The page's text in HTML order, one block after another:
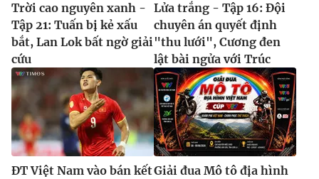
Trời cao nguyên xanh -
Tập 21: Tuấn bị kẻ xấu
bắt, Lan Lok bất ngờ giải
cứu
Lửa trắng - Tập 16: Đội
chuyên án quyết định
"thu lưới", Cương đen
lật bài ngửa với Trúc
ĐT Việt Nam vào bán kếtGiải đua Mô tô địa hình